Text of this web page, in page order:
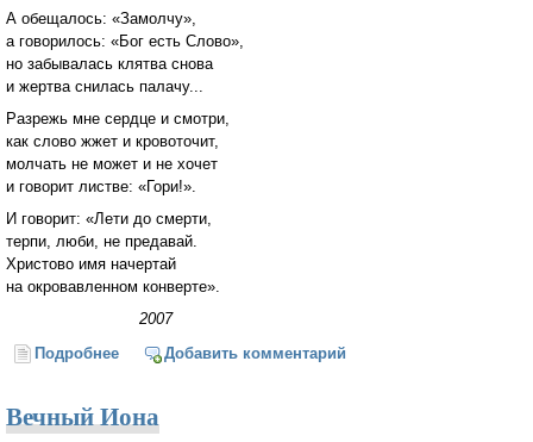
А обещалось: «Замолчу»,
а говорилось: «Бог есть Слово»,
но забывалась клятва снова
и жертва снилась палачу...
Разрежь мне сердце и смотри,
как слово жжет и кровоточит,
молчать не может и не хочет
и говорит листве: «Гори!».
И говорит: «Лети до смерти,
терпи, люби, не предавай.
Христово имя начертай
на окровавленном конверте».
2007
Подробнее о Письмо в Рай
Добавить комментарий
Вечный Иона